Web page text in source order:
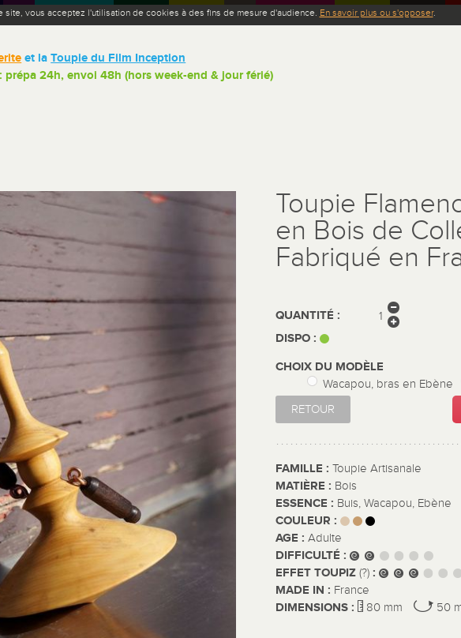
site, vous acceptez l'utilisation de cookies à des fins de mesure d'audience. En savoir plus ou s'opposer.
et laToupie du Film Inception
24h, envoi 48h (hors week-end & jour férié)
Toupie
en Bois de
Fabriqué en
QUANTITÉ :
DISPO :
CHOIX DU MODÈLE
Wacapou, bras en Ebène
RETOUR
FAMILLE :Toupie Artisanale
MATIÈRE : Bois
ESSENCE : Buis, Wacapou, Ebène
COULEUR :
AGE :Adulte
DIFFICULTÉ :
EFFET TOUPIZ(?) :
MADE IN : France
DIMENSIONS : 80 mm 50